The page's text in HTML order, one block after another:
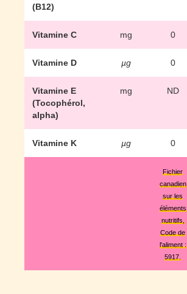
(B12)
Vitamine C mg 0
Vitamine D µg 0
Vitamine E
(Tocophérol,
alpha)
mg ND
Vitamine K µg 0
Fichier
canadien
sur les
éléments
nutritifs,
Code de
l'aliment :
5917.